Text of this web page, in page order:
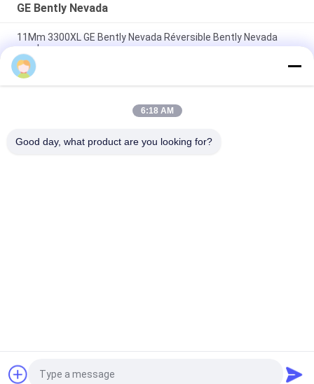
GE Bently Nevada
11Mm 3300XL GE Bently Nevada Réversible Bently Nevada
sonde
50 mm 3300XL Bently Nevada Proximité sonde 330709-000-
050-10-02-00
8.0 Mètre 3300 XL 11Mm GE Bently Nevada Vibration Probe
Un Joueur De
Football Américain.Demandez un devis
6:18 AM
Good day, what product are you looking for?